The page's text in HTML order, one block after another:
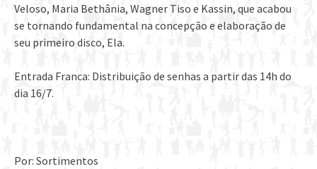
Veloso, Maria Bethânia, Wagner Tiso e Kassin, que acabou
se tornando fundamental na concepção e elaboração de
seu primeiro disco, Ela.
Entrada Franca: Distribuição de senhas a partir das 14h do
dia 16/7.
Por: Sortimentos